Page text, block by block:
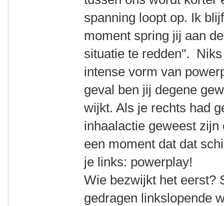
spanning loopt op. Ik
moment spring jij aan
situatie te redden".
intense vorm van
geval ben jij degene
wijkt. Als je rechts had
inhaalactie geweest
een moment dat dat
je links: powerplay!
Wie bezwijkt het eerst?
gedragen linkslopende